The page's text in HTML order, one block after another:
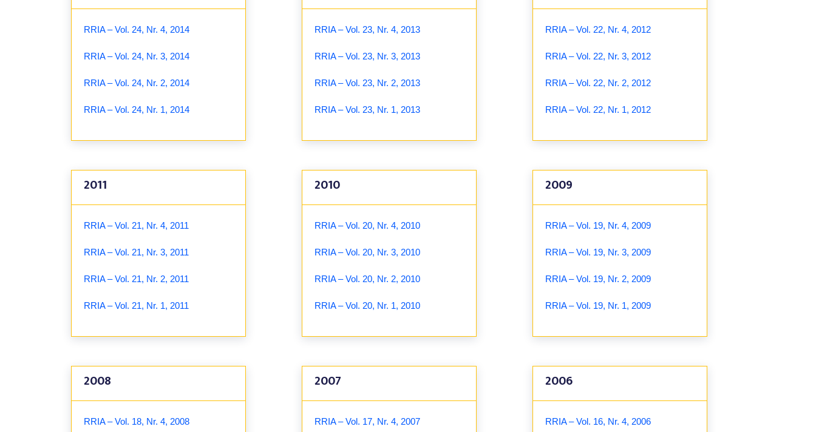
RRIA – Vol. 24, Nr. 4, 2014
RRIA – Vol. 24, Nr. 3, 2014
RRIA – Vol. 24, Nr. 2, 2014
RRIA – Vol. 24, Nr. 1, 2014
RRIA – Vol. 23, Nr. 4, 2013
RRIA – Vol. 23, Nr. 3, 2013
RRIA – Vol. 23, Nr. 2, 2013
RRIA – Vol. 23, Nr. 1, 2013
RRIA – Vol. 22, Nr. 4, 2012
RRIA – Vol. 22, Nr. 3, 2012
RRIA – Vol. 22, Nr. 2, 2012
RRIA – Vol. 22, Nr. 1, 2012
2011
RRIA – Vol. 21, Nr. 4, 2011
RRIA – Vol. 21, Nr. 3, 2011
RRIA – Vol. 21, Nr. 2, 2011
RRIA – Vol. 21, Nr. 1, 2011
2010
RRIA – Vol. 20, Nr. 4, 2010
RRIA – Vol. 20, Nr. 3, 2010
RRIA – Vol. 20, Nr. 2, 2010
RRIA – Vol. 20, Nr. 1, 2010
2009
RRIA – Vol. 19, Nr. 4, 2009
RRIA – Vol. 19, Nr. 3, 2009
RRIA – Vol. 19, Nr. 2, 2009
RRIA – Vol. 19, Nr. 1, 2009
2008
RRIA – Vol. 18, Nr. 4, 2008
2007
RRIA – Vol. 17, Nr. 4, 2007
2006
RRIA – Vol. 16, Nr. 4, 2006